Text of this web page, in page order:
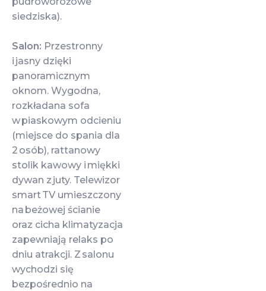
siedziska).
Salon: Przestronny
i jasny dzięki
panoramicznym
oknom. Wygodna,
rozkładana sofa
w piaskowym odcieniu
(miejsce do spania dla
2 osób), rattanowy
stolik kawowy i miękki
dywan z juty. Telewizor
smart TV umieszczony
na beżowej ścianie
oraz cicha klimatyzacja
zapewniają relaks po
dniu atrakcji. Z salonu
wychodzi się
bezpośrednio na